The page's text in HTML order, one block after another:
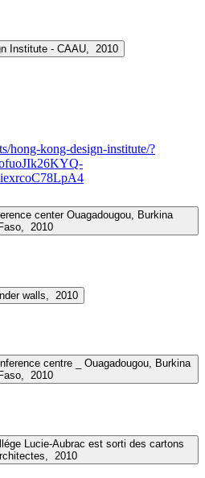
Institute - CAAU, 2010
hong-kong-design-institute/?
center Ouagadougou, Burkina
Faso, 2010
walls, 2010
centre _ Ouagadougou, Burkina
Faso, 2010
Lucie-Aubrac est sorti des cartons
2010